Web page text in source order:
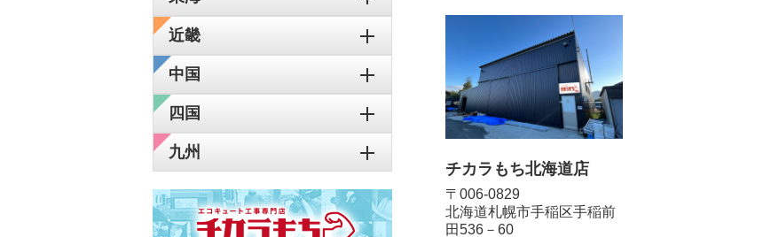
チカラもち北海道店
〒006-0829
北海道札幌市手稲区手稲前
田536－60
近畿
中国
四国
九州